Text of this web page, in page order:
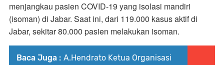
menjangkau pasien COVID-19 yang isolasi mandiri
(isoman) di Jabar. Saat ini, dari 119.000 kasus aktif di
Jabar, sekitar 80.000 pasien melakukan isoman.
Baca Juga : A.Hendrato Ketua Organisasi